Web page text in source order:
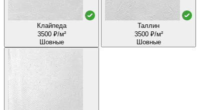
Клайпеда
3500 ₽/м²
Шовные
Таллин
3500 ₽/м²
Шовные